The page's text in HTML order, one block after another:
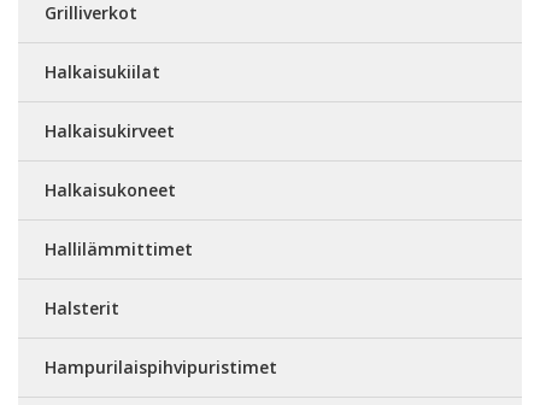
Grilliverkot
Halkaisukiilat
Halkaisukirveet
Halkaisukoneet
Hallilämmittimet
Halsterit
Hampurilaispihvipuristimet